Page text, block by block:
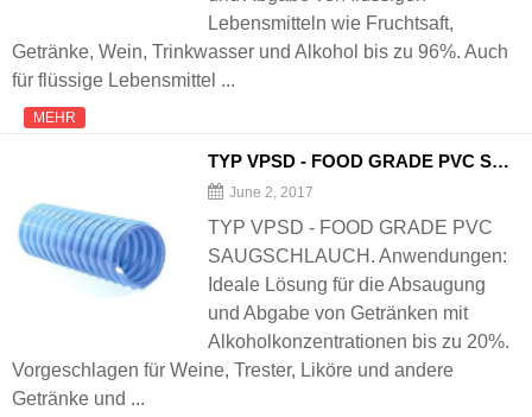
Lebensmitteln wie Fruchtsaft,
Getränke, Wein, Trinkwasser und Alkohol bis zu 96%. Auch
für flüssige Lebensmittel ...
MEHR
TYP VPSD - FOOD GRADE PVC SAUGSCHLAUCH
June 2, 2017
TYP VPSD - FOOD GRADE PVC
SAUGSCHLAUCH. Anwendungen:
Ideale Lösung für die Absaugung
und Abgabe von Getränken mit
Alkoholkonzentrationen bis zu 20%.
Vorgeschlagen für Weine, Trester, Liköre und andere
Getränke und ...